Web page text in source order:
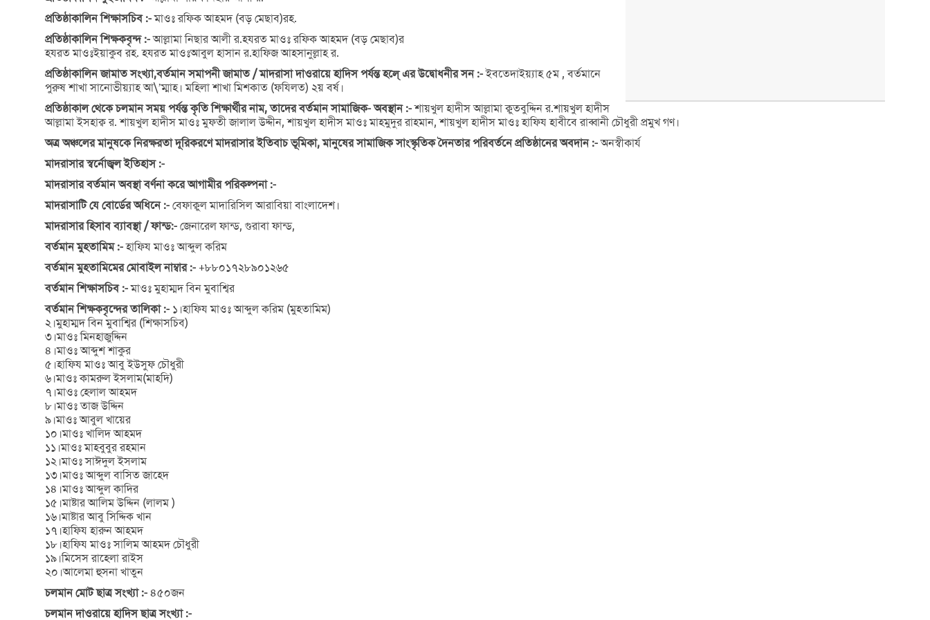
প্রতিষ্ঠাকালিন শিক্ষাসচিব :-মাওঃ রফিক আহমদ (বড় মেছাব)রহ.
প্রতিষ্ঠাকালিন শিক্ষকবৃন্দ :-আল্লামা নিছার আলী র.হযরত মাওঃ রফিক আহমদ (বড় মেছাব)র
হযরত মাওঃইয়াকুব রহ. হযরত মাওঃআবুল হাসান র.হাফিজ আহসানুল্লাহ র.
প্রতিষ্ঠাকালিন জামাত সংখ্যা,বর্তমান সমাপনী জামাত / মাদরাসা দাওরায়ে হাদিস পর্যন্ত হলে্ এর উদ্বোধনীর সন :-ইবতেদাইয়্যাহ ৫ম , বর্তমানে
পুরুষ শাখা সানোভীয়্যাহ আ\’ম্মাহ। মহিলা শাখা মিশকাত (ফযিলত) ২য় বর্ষ।
প্রতিষ্ঠাকাল থেকে চলমান সময় পর্যন্ত কৃতি শিক্ষার্থীর নাম, তাদের বর্তমান সামাজিক- অবস্থান :-শায়খুল হাদীস আল্লামা ক্বুতবুদ্দিন র.শায়খুল হাদীস
আল্লামা ইসহাক্ব র. শায়খুল হাদীস মাওঃ মুফতী জালাল উদ্দীন, শায়খুল হাদীস মাওঃ মাহমুদুর রাহমান, শায়খুল হাদীস মাওঃ হাফিয হাবীবে রাব্বানী চৌধুরী প্রমুখ গণ।
অত্র অঞ্চলের মানুষকে নিরক্ষরতা দূরিকরণে মাদরাসার ইতিবাচ ভূমিকা, মানুষের সামাজিক সাংস্কৃতিক দৈনতার পরিবর্তনে প্রতিষ্ঠানের অবদান :-অনস্বীকার্য
মাদরাসার স্বর্নোজ্বল ইতিহাস :-
মাদরাসার বর্তমান অবস্থা বর্ণনা করে আগামীর পরিকল্পনা :-
মাদরাসাটি যে বোর্ডের অধিনে :- বেফাক্বুল মাদারিসিল আরাবিয়া বাংলাদেশ।
মাদরাসার হিসাব ব্যাবস্থা / ফান্ড:- জেনারেল ফান্ড, গুরাবা ফান্ড,
বর্তমান মুহতামিম :-হাফিয মাওঃ আব্দুল করিম
বর্তমান মুহতামিমের মোবাইল নাম্বার :- +৮৮০১৭২৮৯০১২৬৫
বর্তমান শিক্ষাসচিব :-মাওঃ মুহাম্মদ বিন মুবাশ্বির
বর্তমান শিক্ষকবৃন্দের তালিকা :- ১।হাফিয মাওঃ আব্দুল করিম (মুহতামিম)
২।মুহাম্মদ বিন মুবাশ্বির (শিক্ষাসচিব)
৩।মাওঃ মিনহাজুদ্দিন
৪।মাওঃ আব্দুশ শাকুর
৫।হাফিয মাওঃ আবু ইউসুফ চৌধুরী
৬।মাওঃ কামরুল ইসলাম(মাহদি)
৭।মাওঃ হেলাল আহমদ
৮।মাওঃ তাজ উদ্দিন
৯।মাওঃ আবুল খায়ের
১০।মাওঃ খালিদ আহমদ
১১।মাওঃ মাহবুবুর রহমান
১২।মাওঃ সাঈদুল ইসলাম
১৩।মাওঃ আব্দুল বাসিত জাহেদ
১৪।মাওঃ আব্দুল কাদির
১৫।মাষ্টার আলিম উদ্দিন (লালম )
১৬।মাষ্টার আবু সিদ্দিক খান
১৭।হাফিয হারুন আহমদ
১৮।হাফিয মাওঃ সালিম আহমদ চৌধুরী
১৯।মিসেস রাহেলা রাইস
২০।আলেমা হুসনা খাতুন
চলমান মোট ছাত্র সংখ্যা :- ৪৫০জন
চলমান দাওরায়ে হাদিস ছাত্র সংখ্যা :-